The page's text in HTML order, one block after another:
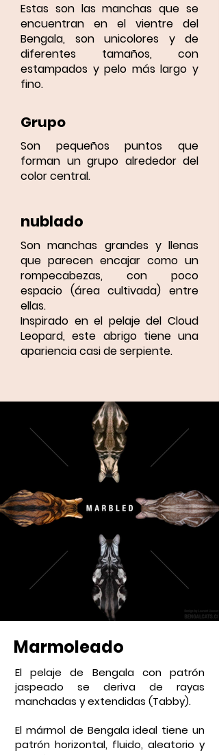
Estas son las manchas que se
encuentran en el vientre del
Bengala, son unicolores y de
diferentes tamaños, con
estampados y pelo más largo y
fino.
Grupo
Son pequeños puntos que
forman un grupo alrededor del
color central.
nublado
Son manchas grandes y llenas
que parecen encajar como un
rompecabezas, con poco
espacio (área cultivada) entre
ellas.
Inspirado en el pelaje del Cloud
Leopard, este abrigo tiene una
apariencia casi de serpiente.
Marmoleado
El pelaje de Bengala con patrón
jaspeado se deriva de rayas
manchadas y extendidas (Tabby).
El mármol de Bengala ideal tiene un
patrón horizontal, fluido, aleatorio y